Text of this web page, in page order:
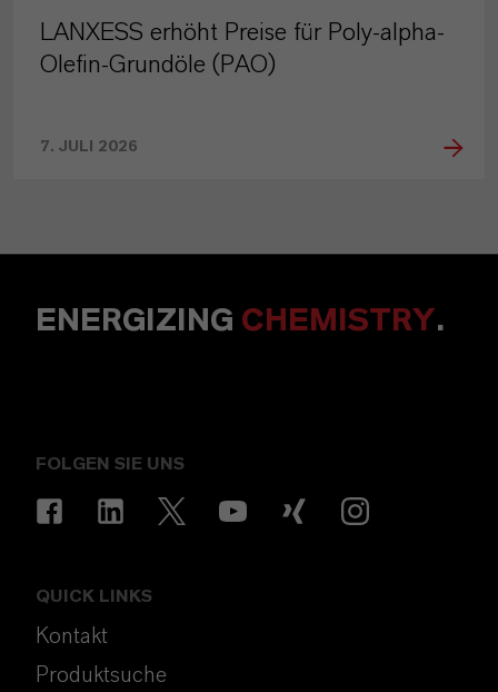
LANXESS erhöht Preise für Poly-alpha-
Olefin-Grundöle (PAO)
7. JULI 2026
ENERGIZING CHEMISTRY.
FOLGEN SIE UNS
QUICK LINKS
Kontakt
Produktsuche